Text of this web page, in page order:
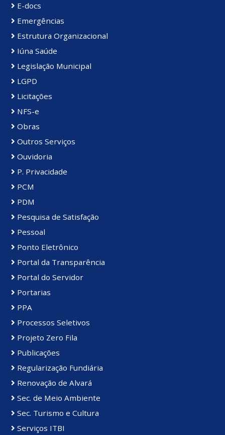
E-docs
Emergências
Estrutura Organizacional
Iúna Saúde
Legislação Municipal
LGPD
Licitações
NFS-e
Obras
Outros Serviços
Ouvidoria
P. Privacidade
PCM
PDM
Pesquisa de Satisfação
Pessoal
Ponto Eletrônico
Portal da Transparência
Portal do Servidor
Portarias
PPA
Processos Seletivos
Projeto Zero Fila
Publicações
Regularização Fundiária
Renovação de Alvará
Sec. de Meio Ambiente
Sec. Turismo e Cultura
Serviços ITBI